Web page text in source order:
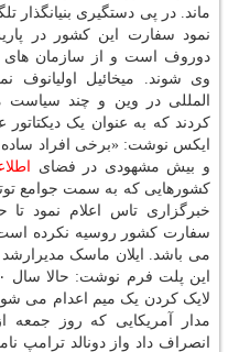
ماند. در پی دستگیری بنیانگذار
نمود سفارت این کشور در
دوروف است و از سازمان های
وی شوند. میخائیل اولیانوف
المللی در وین و چند سیاست
کردند که به عنوان یک
ایکس نوشت: «برخی افراد ساده
و بیش مشهودی در فضای
کشورهایی که به سمت جوامع
خبرگزاری تاس اعلام نمود تا
سفارت کشور روسیه نکرده است
می باشد. ایلان ماسک
لایک کردن یک میم اعدام می
مدار آمریکایی که روز جمعه
انصراف داد واز دونالد ترامپ